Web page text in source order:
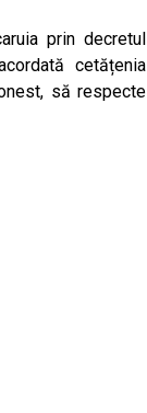
prin decretul
cetățenia
să respecte